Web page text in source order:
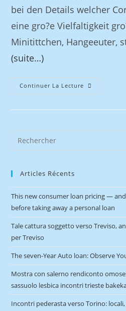
bei den Details welcher
eine gro?e Vielfaltigkeit
Minitittchen, Hangeeuter,
(suite…)
Continuer La Lecture
Articles Récents
This new consumer loan pricing —
before taking away a personal loan
Tale cattura soggetto verso Treviso,
per Treviso
The seven-Year Auto loan: Observe
Mostra con salerno rendiconto
sassuolo lesbica incontri trieste
Incontri pederasta verso Torino: